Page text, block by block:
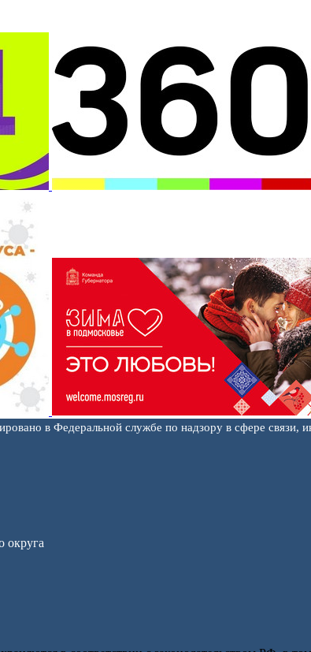
в Федеральной службе по надзору в сфере
округа